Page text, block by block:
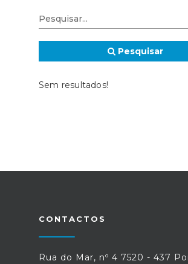
Pesquisar
Sem resultados!
CONTACTOS
Rua do Mar, nº 4 7520 - 437